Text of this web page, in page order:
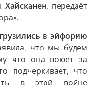
, передаёт
в эйфорию
что мы будем
что она воюет за
подчеркивает, что
в этой войне